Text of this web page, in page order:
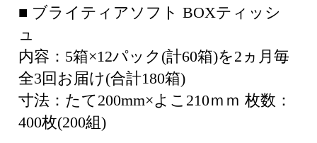
■ ブライティアソフト BOXティッシ
ュ
内容：5箱×12パック(計60箱)を2ヵ月毎
全3回お届け(合計180箱)
寸法：たて200mm×よこ210ｍｍ 枚数：
400枚(200組)